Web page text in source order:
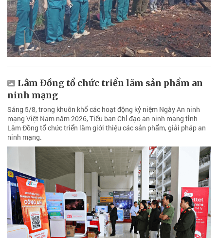
Lâm Đồng tổ chức triển lãm sản phẩm an
ninh mạng
Sáng 5/8, trong khuôn khổ các hoạt động kỷ niệm Ngày An ninh
mạng Việt Nam năm 2026, Tiểu ban Chỉ đạo an ninh mạng tỉnh
Lâm Đồng tổ chức triển lãm giới thiệu các sản phẩm, giải pháp an
ninh mạng.